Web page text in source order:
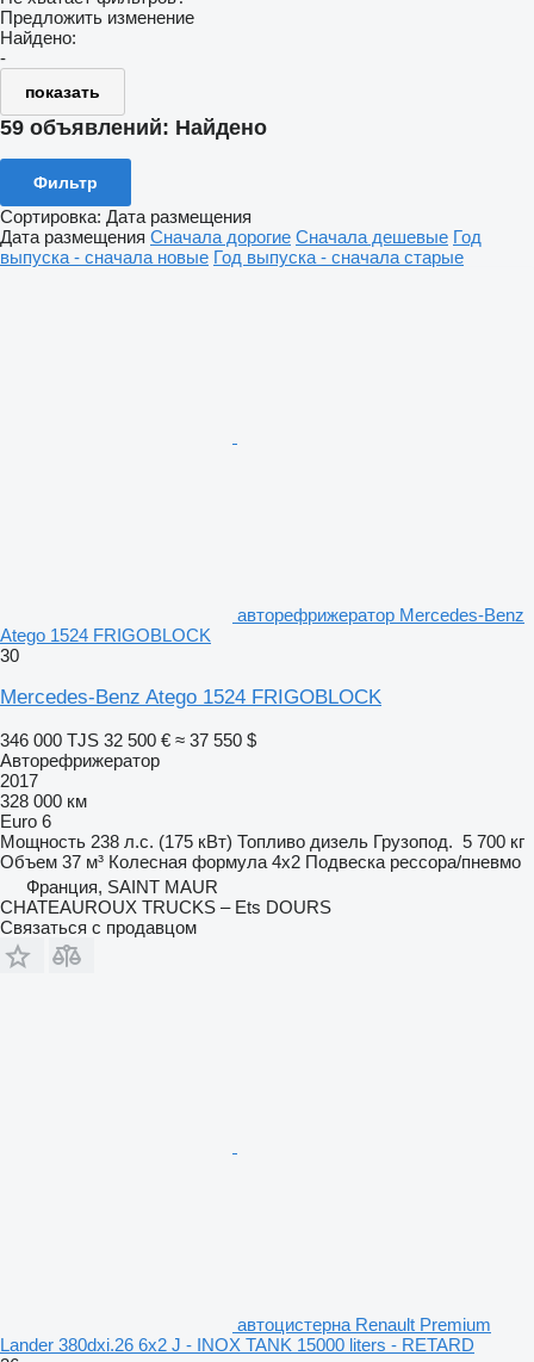
Предложить изменение
Найдено:
-
показать
59 объявлений: Найдено
Фильтр
Сортировка: Дата размещения
Дата размещения Сначала дорогие Сначала дешевые Год
выпуска - сначала новые Год выпуска - сначала старые
авторефрижератор Mercedes-Benz
Atego 1524 FRIGOBLOCK
30
Mercedes-Benz Atego 1524 FRIGOBLOCK
346 000 TJS 32 500 € ≈ 37 550 $
Авторефрижератор
2017
328 000 км
Euro 6
Мощность 238 л.с. (175 кВт) Топливо дизель Грузопод. 5 700 кг
Объем 37 м³ Колесная формула 4x2 Подвеска рессора/пневмо
Франция, SAINT MAUR
CHATEAUROUX TRUCKS – Ets DOURS
Связаться с продавцом
автоцистерна Renault Premium
Lander 380dxi.26 6x2 J - INOX TANK 15000 liters - RETARD